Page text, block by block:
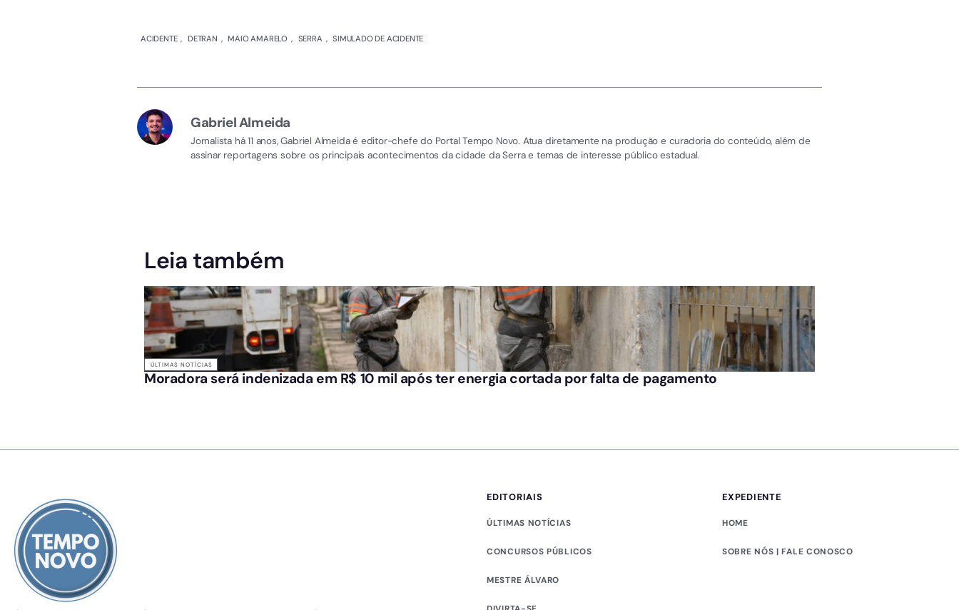
ACIDENTE , DETRAN , MAIO AMARELO , SERRA , SIMULADO DE ACIDENTE
Gabriel Almeida
Jornalista há 11 anos, Gabriel Almeida é editor-chefe do Portal Tempo Novo. Atua diretamente na produção e curadoria do conteúdo, além de
assinar reportagens sobre os principais acontecimentos da cidade da Serra e temas de interesse público estadual.
Leia também
ÚLTIMAS NOTÍCIAS
Moradora será indenizada em R$ 10 mil após ter energia cortada por falta de pagamento
EDITORIAIS
ÚLTIMAS NOTÍCIAS
CONCURSOS PÚBLICOS
MESTRE ÁLVARO
EXPEDIENTE
HOME
SOBRE NÓS | FALE CONOSCO